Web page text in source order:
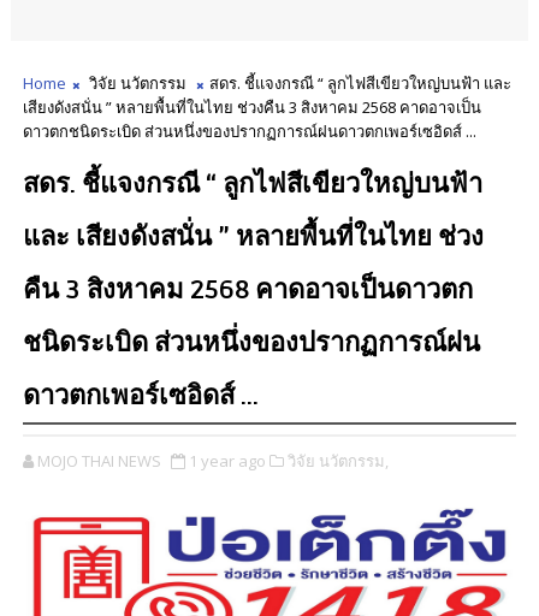
Home วิจัย นวัตกรรม
สดร. ชี้แจงกรณี “ ลูกไฟสีเขียวใหญ่บนฟ้า และ
เสียงดังสนั่น ” หลายพื้นที่ในไทย ช่วงคืน 3 สิงหาคม 2568 คาดอาจเป็น
ดาวตกชนิดระเบิด ส่วนหนึ่งของปรากฏการณ์ฝนดาวตกเพอร์เซอิดส์ ...
สดร. ชี้แจงกรณี “ ลูกไฟสีเขียวใหญ่บนฟ้า
และ เสียงดังสนั่น ” หลายพื้นที่ในไทย ช่วง
คืน 3 สิงหาคม 2568 คาดอาจเป็นดาวตก
ชนิดระเบิด ส่วนหนึ่งของปรากฏการณ์ฝน
ดาวตกเพอร์เซอิดส์ ...
MOJO THAI NEWS 1 year ago วิจัย นวัตกรรม,